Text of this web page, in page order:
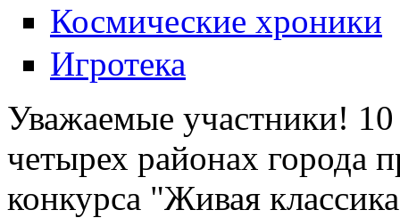
Космические хроники
Игротека
Уважаемые участники!
четырех районах города
конкурса "Живая